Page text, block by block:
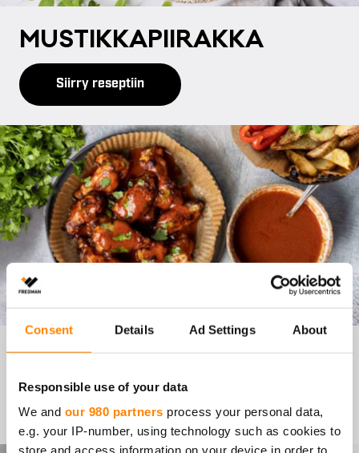
Consent Details Ad Settings About
Responsible use of your data
We and our 980 partners process your personal data,
e.g. your IP-number, using technology such as cookies to
store and access information on your device in order to
MUS­TIK­KA­PII­RAK­KA
Siirry reseptiin
CHI­LI­WINGS